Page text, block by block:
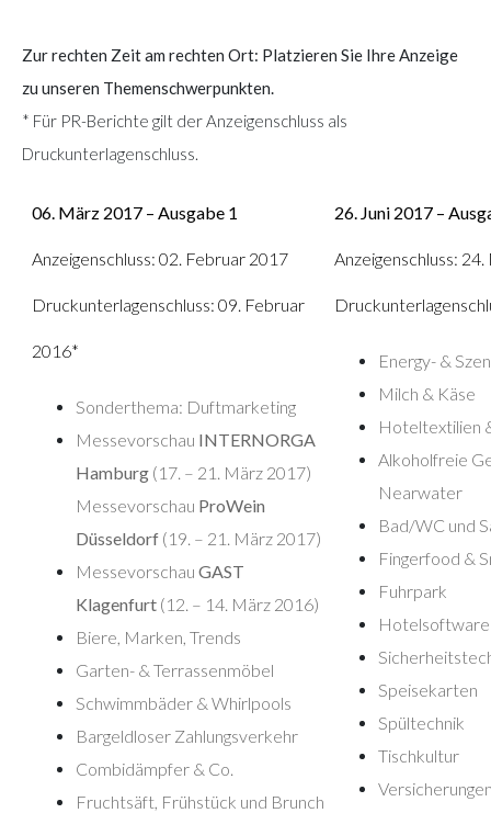
Zur rechten Zeit am rechten Ort: Platzieren Sie Ihre Anzeige
zu unseren Themenschwerpunkten.
* Für PR-Berichte gilt der Anzeigenschluss als
Druckunterlagenschluss.
06. März 2017 – Ausgabe 1
Anzeigenschluss: 02. Februar 2017
Druckunterlagenschluss: 09. Februar
2016*
Sonderthema: Duftmarketing
Messevorschau INTERNORGA
Hamburg (17. – 21. März 2017)
Messevorschau ProWein
Düsseldorf (19. – 21. März 2017)
Messevorschau GAST
Klagenfurt (12. – 14. März 2016)
Biere, Marken, Trends
Garten- & Terrassenmöbel
Schwimmbäder & Whirlpools
Bargeldloser Zahlungsverkehr
Combidämpfer & Co.
Fruchtsäft, Frühstück und Brunch
26. Juni 2017 –
Anzeigenschluss:
Energy- &
Milch & Käse
Hoteltextilien
Alkoholfreie
Nearwater
Bad/WC und
Fingerfood &
Fuhrpark
Hotelsoftware
Speisekarten
Spültechnik
Tischkultur